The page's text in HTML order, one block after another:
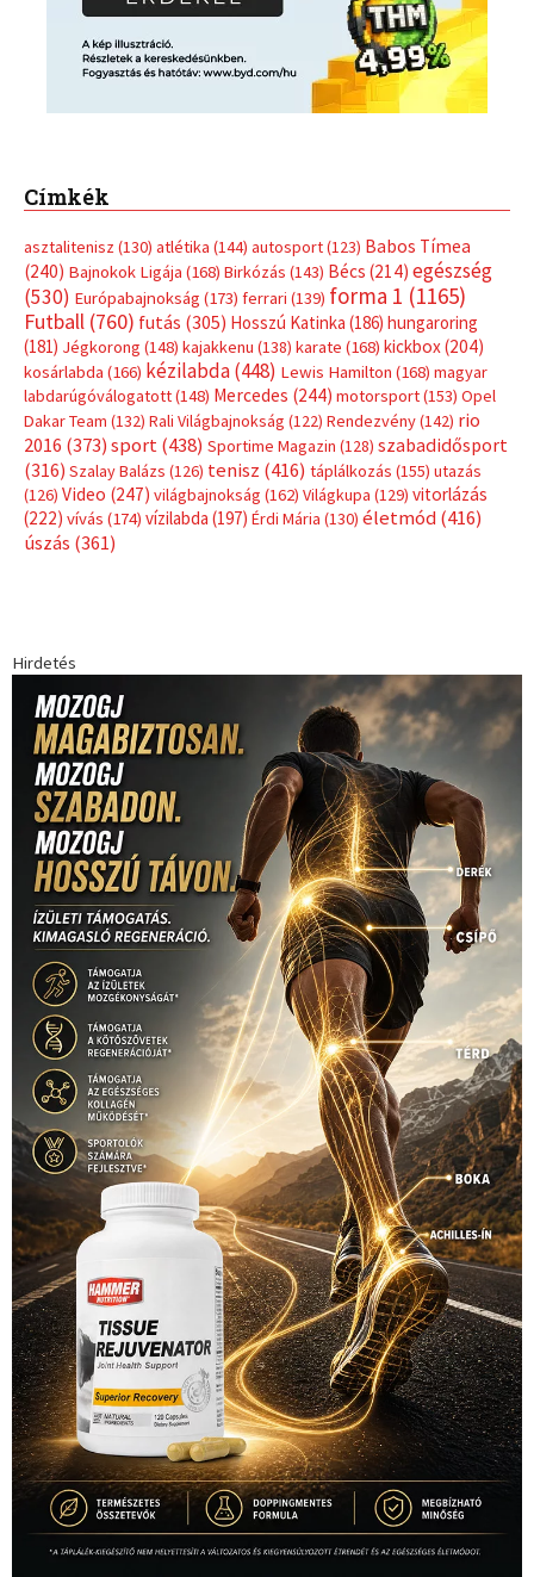
Címkék
asztalitenisz (130) atlétika (144) autosport(123) Babos Tímea
(240) Bajnokok Ligája (168) Birkózás (143) Bécs (214) egészség
(530) Európabajnokság (173) ferrari (139) forma 1 (1165)
Futball (760) futás (305) Hosszú Katinka (186) hungaroring
(181) Jégkorong (148) kajakkenu (138) karate (168) kickbox(204)
kosárlabda (166) kézilabda(448) Lewis Hamilton (168) magyar
labdarúgóválogatott(148) Mercedes (244) motorsport(153) Opel
Dakar Team (132) Rali Világbajnokság (122) Rendezvény(142) rio
2016 (373) sport(438) Sportime Magazin (128) szabadidősport
(316) Szalay Balázs (126) tenisz (416) táplálkozás (155) utazás
(126) Video (247) világbajnokság (162) Világkupa (129) vitorlázás
(222) vívás (174) vízilabda (197) Érdi Mária (130) életmód(416)
úszás (361)
Hirdetés